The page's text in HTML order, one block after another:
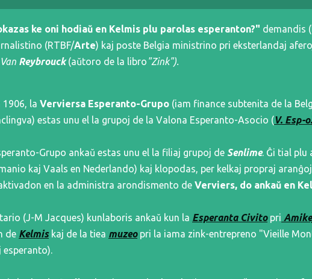
ke oni hodiaŭ en Kelmis plu parolas esperanton?" demandis
(RTBF/Arte) kaj poste Belgia ministrino pri eksterlandaj
Reybrouck(aŭtoro de la libro "Zink").
1906, la Verviersa Esperanto-Grupo (iam finance subtenita de la
estas unu el la grupoj de la Valona Esperanto-Asocio (V. Esp-o.
Grupo ankaŭ estas unu el la filiaj grupoj de Senlime. Ĝi tial plu
kaj Vaals en Nederlando) kaj klopodas, per kelkaj propraj
en la administra arondismento de Verviers, do ankaŭ en
(J-M Jacques) kunlaboris ankaŭ kun la Esperanta Civito pri
de Kelmis kaj de la tiea muzeo pri la iama zink-entrepreno "Vieille
esperanto).